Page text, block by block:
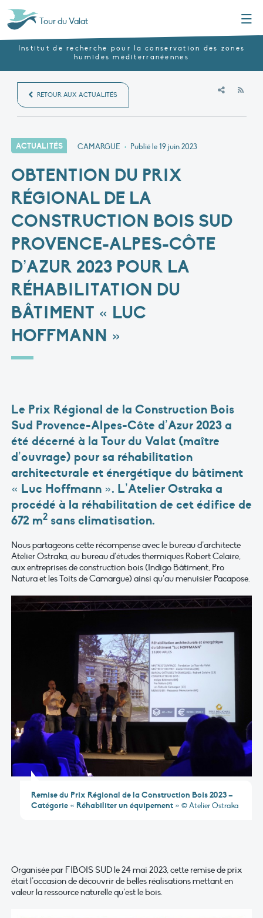
Tour du Valat
Institut de recherche pour la conservation des zones
humides méditerranéennes
RETOUR AUX ACTUALITÉS
ACTUALITÉS CAMARGUE • Publié le19 juin 2023
OBTENTION DU PRIX
RÉGIONAL DE LA
CONSTRUCTION BOIS SUD
PROVENCE-ALPES-CÔTE
D’AZUR 2023 POUR LA
RÉHABILITATION DU
BÂTIMENT « LUC
HOFFMANN »
Le Prix Régional de la Construction Bois
Sud Provence-Alpes-Côte d’Azur 2023 a
été décerné à la Tour du Valat (maître
d’ouvrage) pour sa réhabilitation
architecturale et énergétique du bâtiment
« Luc Hoffmann ». L’Atelier Ostraka a
procédé à la réhabilitation de cet édifice de
672 m2 sans climatisation.
Nous partageons cette récompense avec le bureau d’architecte
Atelier Ostraka, au bureau d’études thermiques Robert Celaire,
aux entreprises de construction bois (Indigo Bâtiment, Pro
Natura et les Toits de Camargue) ainsi qu’au menuisier Pacapose.
Remise du Prix Régional de la Construction Bois 2023 –
Catégorie « Réhabiliter un équipement » © Atelier Ostraka
Organisée par FIBOIS SUD le 24 mai 2023, cette remise de prix
était l’occasion de découvrir de belles réalisations mettant en
valeur la ressource naturelle qu’est le bois.